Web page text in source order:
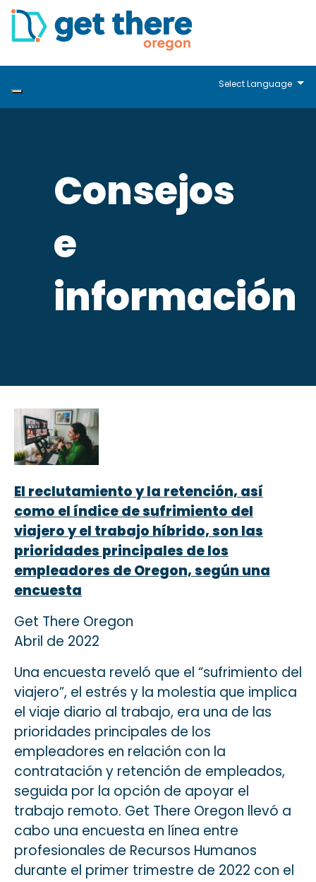
Select Language
Consejos
e
información
El reclutamiento y la retención, así
como el índice de sufrimiento del
viajero y el trabajo híbrido, son las
prioridades principales de los
empleadores de Oregon, según una
encuesta
Get There Oregon
Abril de 2022
Una encuesta reveló que el “sufrimiento del
viajero”, el estrés y la molestia que implica
el viaje diario al trabajo, era una de las
prioridades principales de los
empleadores en relación con la
contratación y retención de empleados,
seguida por la opción de apoyar el
trabajo remoto. Get There Oregon llevó a
cabo una encuesta en línea entre
profesionales de Recursos Humanos
durante el primer trimestre de 2022 con el